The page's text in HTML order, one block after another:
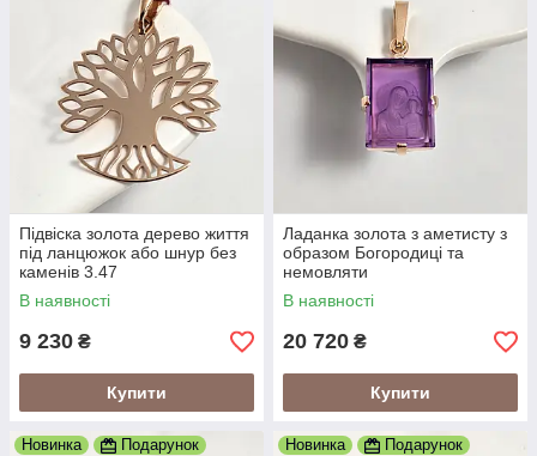
Підвіска золота дерево життя
під ланцюжок або шнур без
каменів 3.47
В наявності
9 230 ₴
Купити
Ладанка золота з аметисту з
образом Богородиці та
немовляти
В наявності
20 720 ₴
Купити
Новинка Подарунок Новинка Подарунок